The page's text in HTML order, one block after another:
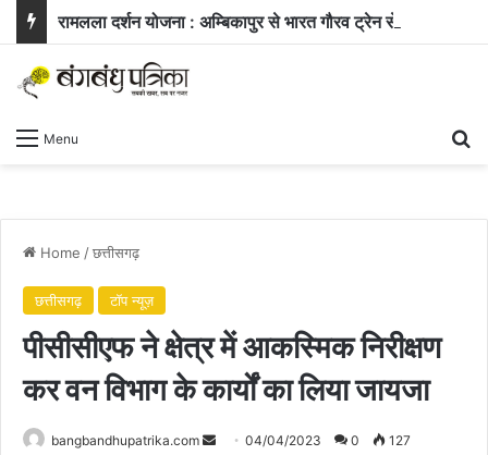
Menu
Home /छत्तीसगढ़
छत्तीसगढ़ टॉप न्यूज़
पीसीसीएफ ने क्षेत्र में आकस्मिक निरीक्षण
कर वन विभाग के कार्यों का लिया जायजा
bangbandhupatrika.com
Send04/04/2023 0 127